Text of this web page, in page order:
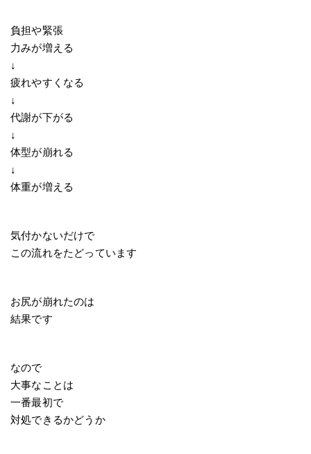
負担や緊張
力みが増える
↓
疲れやすくなる
↓
代謝が下がる
↓
体型が崩れる
↓
体重が増える
気付かないだけで
この流れをたどっています
お尻が崩れたのは
結果です
なので
大事なことは
一番最初で
対処できるかどうか